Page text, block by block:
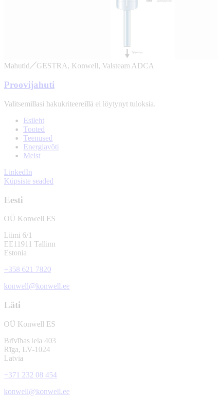
Mahutid GESTRA, Konwell, Valsteam ADCA
Proovijahuti
Valitsemillasi hakukriteereillä ei löytynyt tuloksia.
Esileht
Tooted
Teenused
Energiavõti
Meist
LinkedIn
Küpsiste seaded
Eesti
OÜ Konwell ES
Liimi 6/1
EE11911 Tallinn
Estonia
+358 621 7820
konwell@konwell.ee
Läti
OÜ Konwell ES
Brīvības iela 403
Rīga, LV-1024
Latvia
+371 232 08 454
konwell@konwell.ee